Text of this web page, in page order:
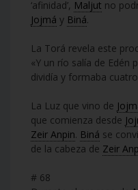
‘afinidad’, Maljut no
Jojmá y Biná.
La Torá revela este
«Y un río salía de Edén
dividía y formaba
La Luz que vino de
que comienza desde
Zeir Anpin. Biná se
de la cabeza de Zeir
# 68